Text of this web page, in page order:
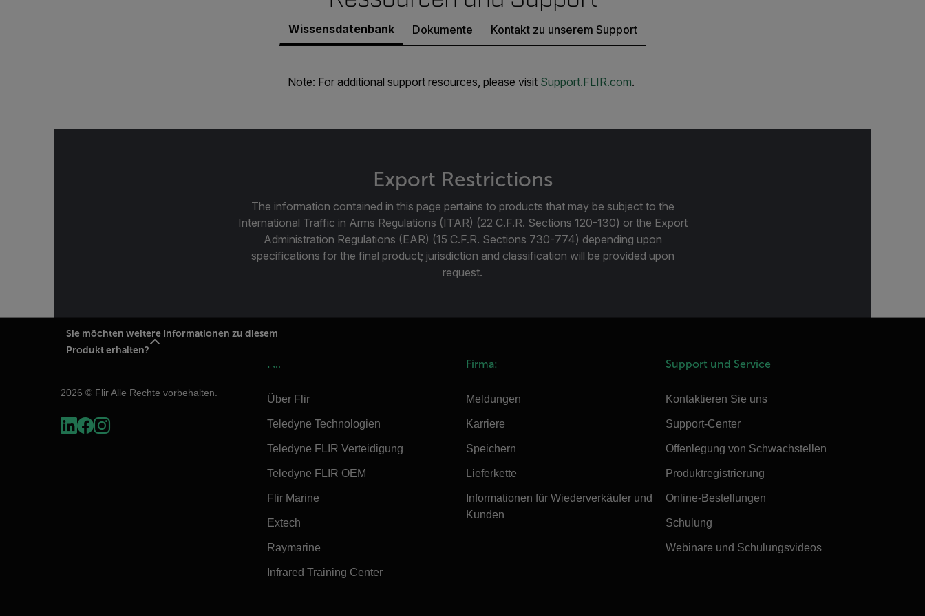
Wissensdatenbank Dokumente Kontakt zu unserem Support
Note: For additional support resources, please visit Support.FLIR.com.
Export Restrictions
The information contained in this page pertains to products that may be subject to the
International Traffic in Arms Regulations (ITAR) (22 C.F.R. Sections 120-130) or the Export
Administration Regulations (EAR) (15 C.F.R. Sections 730-774) depending upon
specifications for the final product; jurisdiction and classification will be provided upon
request.
Sie möchten weitere Informationen zu diesem
Produkt erhalten?
2026 © Flir Alle Rechte vorbehalten.
Flir
Über Flir
Teledyne Technologien
Teledyne FLIR Verteidigung
Teledyne FLIR OEM
Flir Marine
Extech
Raymarine
Infrared Training Center
Firma:
Meldungen
Karriere
Speichern
Lieferkette
Informationen für Wiederverkäufer und
Kunden
Support und Service
Kontaktieren Sie uns
Support-Center
Offenlegung von Schwachstellen
Produktregistrierung
Online-Bestellungen
Schulung
Webinare und Schulungsvideos